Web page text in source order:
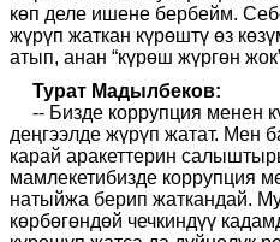
көп деле ишене бербейм.
жүрүп жаткан күрөштү өз
атып, анан “күрөш жүргөн жок
Турат Мадылбеков:
-- Бизде коррупция менен
деңгээлде жүрүп жатат. Мен
карай аракеттерин
мамлекетибизде коррупция
натыйжа берип жаткандай.
көрбөгөндөй чечкиндүү